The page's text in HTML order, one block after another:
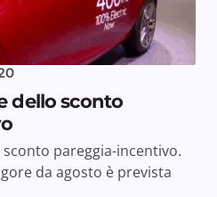
dello sconto
sconto pareggia-incentivo.
da agosto è prevista